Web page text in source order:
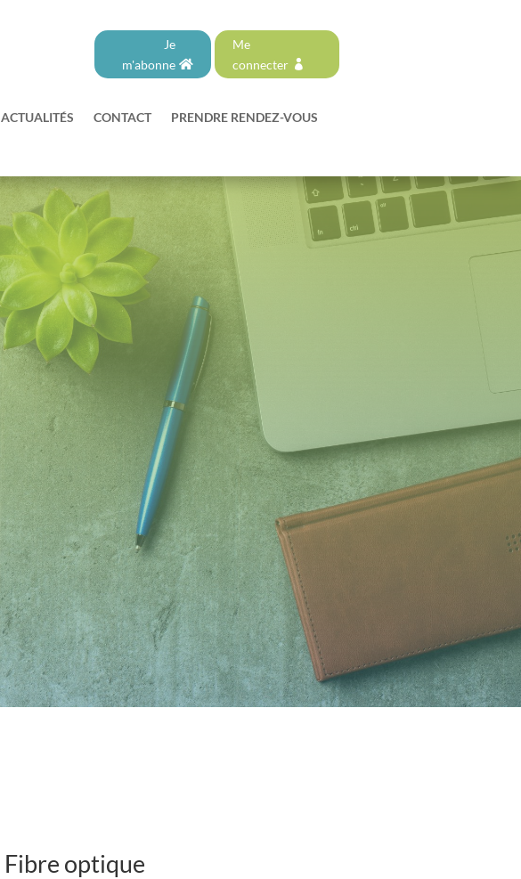
Je
m'abonne
Me
connecter
ACTUALITÉS CONTACT PRENDRE RENDEZ-VOUS
Fibre optique